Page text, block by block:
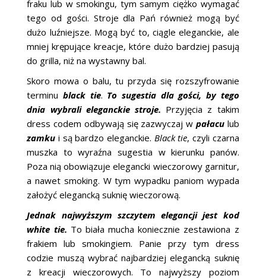
fraku lub w smokingu, tym samym ciężko wymagać
tego od gości. Stroje dla Pań również mogą być
dużo luźniejsze. Mogą być to, ciągle eleganckie, ale
mniej krępujące kreacje, które dużo bardziej pasują
do grilla, niż na wystawny bal.
Skoro mowa o balu, tu przyda się rozszyfrowanie
terminublack tie. To sugestia dla gości, by tego
dnia wybrali eleganckie stroje. Przyjęcia z takim
dress codem odbywają się zazwyczaj w pałaculub
zamku i są bardzo eleganckie. Black tie, czyli czarna
muszka to wyraźna sugestia w kierunku panów.
Poza nią obowiązuje elegancki wieczorowy garnitur,
a nawet smoking. W tym wypadku paniom wypada
założyć elegancką suknię wieczorową.
Jednak najwyższym szczytem elegancji jest kod
white tie. To biała mucha koniecznie zestawiona z
frakiem lub smokingiem. Panie przy tym dress
codzie muszą wybrać najbardziej elegancką suknię
z kreacji wieczorowych. To najwyższy poziom